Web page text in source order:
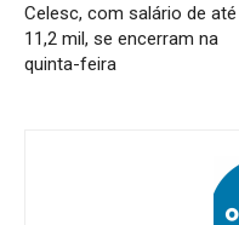
Celesc, com salário de até
11,2 mil, se encerram na
quinta-feira